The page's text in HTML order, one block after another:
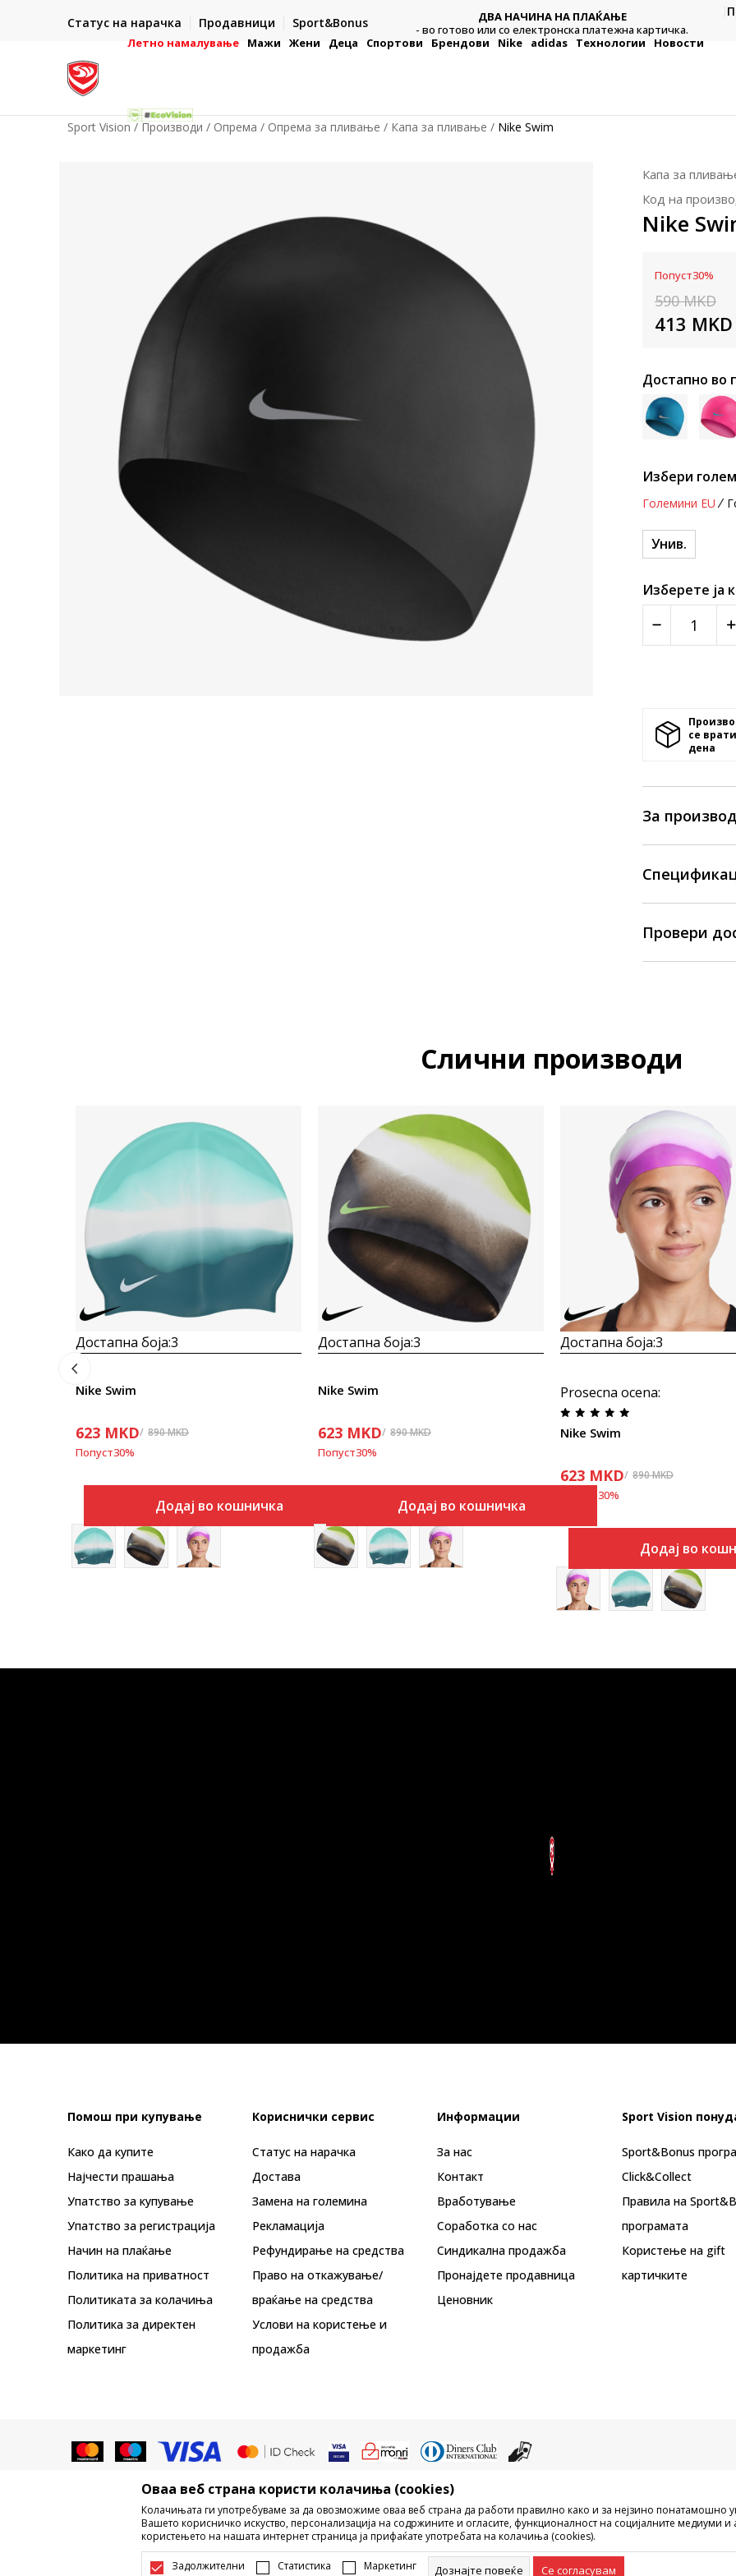
Статус на нарачка Продавници Sport&Bonus
- на сите нарачки во готово или со електронска платежна
ДВА НАЧИНА НА ПЛАЌАЊЕ
- во готово или со електронска платежна картичка.
Летно намалување Мажи Жени Деца Спортови Брендови Nike adidas Технологии Новости
Sport Vision Производи Опрема Опрема за пливање Капа за пливање Nike Swim
Капа за
Код на
Nike
Попуст30%
590 MKD
413 MKD
Достапно во
Избери
Големини EU
Унив.
Изберете ја
се
денa
За
Провери
Слични производи
Достапна боја:3
Nike Swim
623 MKD 890MKD
Попуст30%
Додај во кошничка
Достапна боја:3
Nike Swim
623 MKD 890MKD
Попуст30%
Додај во кошничка
Достапна боја:3
Prosecna ocena:
Nike Swim
623 MKD 890MKD
30%
Додај во
Помош при купување
Како да купите
Најчести прашања
Упатство за купување
Упатство за регистрација
Начин на плаќање
Политика на приватност
Политиката за колачиња
Политика за директен
маркетинг
Кориснички сервис
Статус на нарачка
Достава
Замена на големина
Рекламациja
Рефундирање на средства
Право на откажување/
враќање на средства
Услови на користење и
продажба
Информации
За нас
Контакт
Вработување
Соработка со нас
Синдикална продажба
Пронајдете продавница
Ценовник
Sport Vision
Sport&Bonus
Click&Collect
Правила на
програмата
Користење на gift
картичките
Не е дозволено превземање или користење на содржината од интернет страните на Sport Vision, делумно
трговски марки, комерцијални содржини, ниту истите да се отстапуваат на трети лица, јавно да се објавуваат
без писмена согласност од БДС.МК ДООЕЛ.
Настојуваме да бидеме што попрецизни во описот на производот, фотографијата и самата цена, но не
информации се комплетни и без грешка. Сите прикажани производи на сајтот се дел од нашата понуда, но
достапни во секој момент. Достапноста на производите може да ја проверите и на
Оваа веб страна користи колачиња (cookies)
Колачињата ги употребуваме за да овозможиме оваа веб страна да работи правилно како и за нејзино понатамошно
Вашето корисничко искуство, персонализација на содржините и огласите, функционалност на социјалните медиуми
користењето на нашата интернет страница ја прифаќате употребата на колачиња (cookies).
Задолжителни Статистика Маркетинг Дознајте повеќе Се согласувам